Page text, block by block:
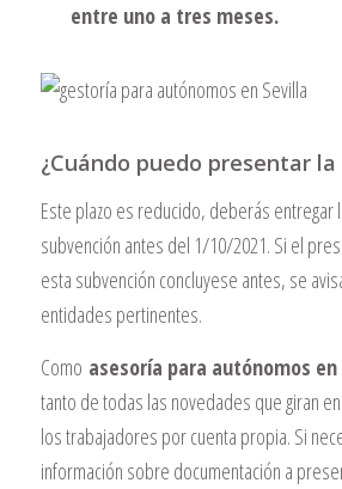
entre uno a tres meses.
¿Cuándo puedo presentar
Este plazo es reducido, deberás entregar
subvención antes del 1/10/2021. Si el
esta subvención concluyese antes, se
entidades pertinentes.
Como asesoría para autónomos en
tanto de todas las novedades que giran
los trabajadores por cuenta propia. Si
información sobre documentación a